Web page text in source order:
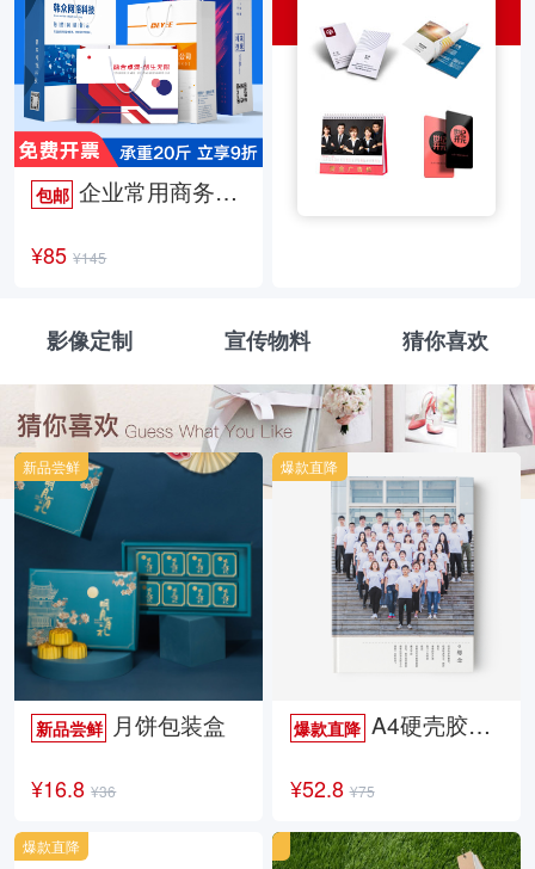
包邮 企业常用商务手提袋
¥85 ¥145
影像定制 宣传物料 猜你喜欢
新品尝鲜 月饼包装盒
¥16.8 ¥36
新品尝鲜
爆款直降A4硬壳胶装照片书34p哑膜
¥52.8 ¥75
爆款直降
爆款直降